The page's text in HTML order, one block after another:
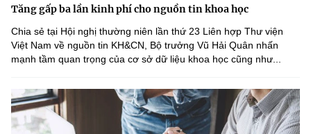
Tăng gấp ba lần kinh phí cho nguồn tin khoa học
Chia sẻ tại Hội nghị thường niên lần thứ 23 Liên hợp Thư viện
Việt Nam về nguồn tin KH&CN, Bộ trưởng Vũ Hải Quân nhấn
mạnh tầm quan trọng của cơ sở dữ liệu khoa học cũng như...